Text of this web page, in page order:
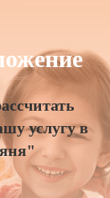
услугу в